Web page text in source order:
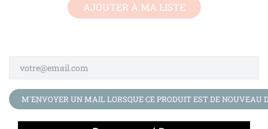
AJOUTER À MA LISTE
M'ENVOYER UN MAIL LORSQUE CE PRODUIT EST DE NOUVEAU